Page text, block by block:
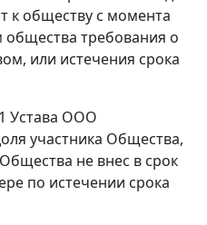
к обществу с момента
общества требования о
или истечения срока
Устава ООО
участника Общества,
не внес в срок
по истечении срока